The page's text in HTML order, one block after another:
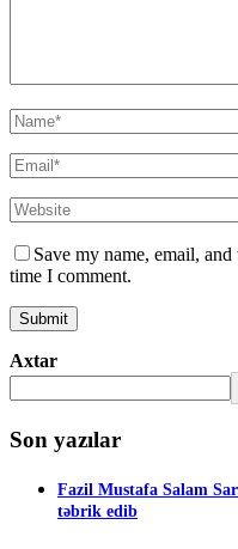
Save my name, email,
time I comment.
Axtar
Son yazılar
Fazil Mustafa Salam
təbrik edib